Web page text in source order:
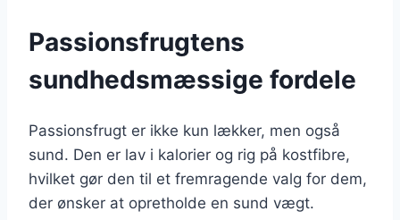
Passionsfrugtens
sundhedsmæssige fordele
Passionsfrugt er ikke kun lækker, men også
sund. Den er lav i kalorier og rig på kostfibre,
hvilket gør den til et fremragende valg for dem,
der ønsker at opretholde en sund vægt.